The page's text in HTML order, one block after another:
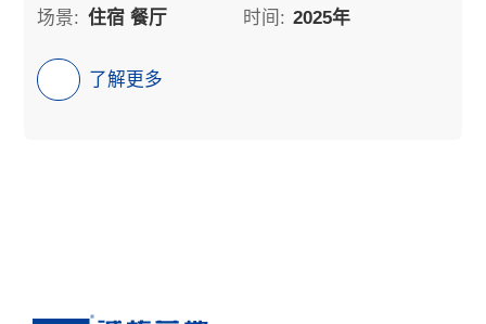
场景: 住宿 餐厅 时间: 2025年
了解更多